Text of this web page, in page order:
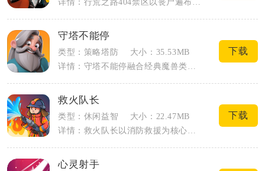
详情：行荒之路404禁区以丧尸遍布的废弃城区作为生存舞台，玩家化身普通求生者深入封...
守塔不能停
类型：策略塔防
大小：35.53MB
详情：守塔不能停融合经典魔兽类塔防框架与Roguelike随机机制，玩家以召唤师身...
下载
救火队长
类型：休闲益智
大小：22.47MB
详情：救火队长以消防救援为核心载体，玩家执掌小型消防站统筹全部抢险工作，兼顾外出灭...
下载
心灵射手